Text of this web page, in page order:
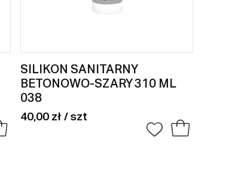
SILIKON SANITARNY
BETONOWO-SZARY 310 ML
038
40,00 zł / szt